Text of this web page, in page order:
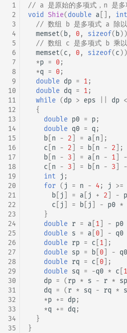
1
2
3
4
5
6
7
8
9
10
11
12
13
14
15
16
17
18
19
20
21
22
23
24
25
26
27
28
29
30
31
32
33
34
35
// a 是原始的多项式，n 是多
void Shie(double a [], int
// 数组 b 是多项式 a 除以
memset( b, 0, sizeof( b
// 数组 c 是多项式 b 乘以
memset(c , 0, sizeof(c
*p = 0;
*q = 0;
double dp = 1 ;
double dq = 1 ;
while (dp > eps dp <
{
double p0 = p ;
double q0 = q ;
b n - 2 = a n ];
c n - 2 = b n - 2 ];
b n - 3 = a n - 1 -
c n - 3 = b n - 3 -
int
j ;
for ( j = n - 4; j >=
b j = a j + 2 -
c
j = b j - p0 *
}
double r = a 1 - p0
double s = a 0 - q0
double rp = c 1 ];
double sp = b 0 - q0
double rq = c 0 ];
double sq = -q0 * c 1
dp = (rp * s - r * sp
dq = (r * sq - rq * s
*p += dp ;
*q += dq ;
}
}